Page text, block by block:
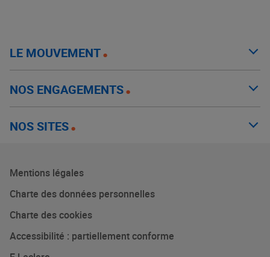
LE MOUVEMENT
NOS ENGAGEMENTS
NOS SITES
Mentions légales
Charte des données personnelles
Charte des cookies
Accessibilité : partiellement conforme